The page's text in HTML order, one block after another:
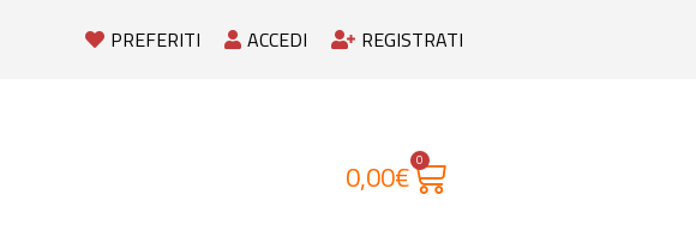
PREFERITI ACCEDI REGISTRATI
0,00€ 0